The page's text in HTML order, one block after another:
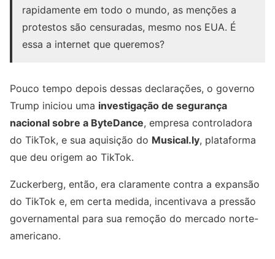
rapidamente em todo o mundo, as menções a
protestos são censuradas, mesmo nos EUA. É
essa a internet que queremos?
Pouco tempo depois dessas declarações, o governo
Trump iniciou uma investigação de segurança
nacional sobre a ByteDance, empresa controladora
do TikTok, e sua aquisição do Musical.ly, plataforma
que deu origem ao TikTok.
Zuckerberg, então, era claramente contra a expansão
do TikTok e, em certa medida, incentivava a pressão
governamental para sua remoção do mercado norte-
americano.